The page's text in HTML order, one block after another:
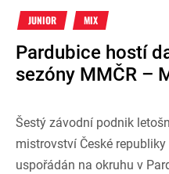
JUNIOR MIX
Pardubice hostí
sezóny MMČR –
Šestý závodní podnik
mistrovství České
uspořádán na okruhu v